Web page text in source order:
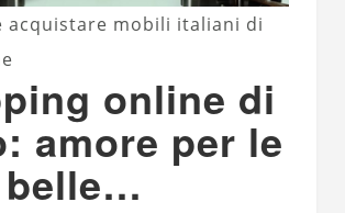
acquistare mobili italiani di
online di
amore per le
belle…